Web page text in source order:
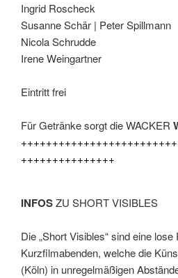
Ingrid Roscheck
Susanne Schär | Peter Spillmann
Nicola Schrudde
Irene Weingartner
Eintritt frei
Für Getränke sorgt die WACKER
+++++++++++++++
INFOSZU SHORT VISIBLES
Die „Short Visibles“ sind eine lose
Kurzfilmabenden, welche die
(Köln) in unregelmäßigen